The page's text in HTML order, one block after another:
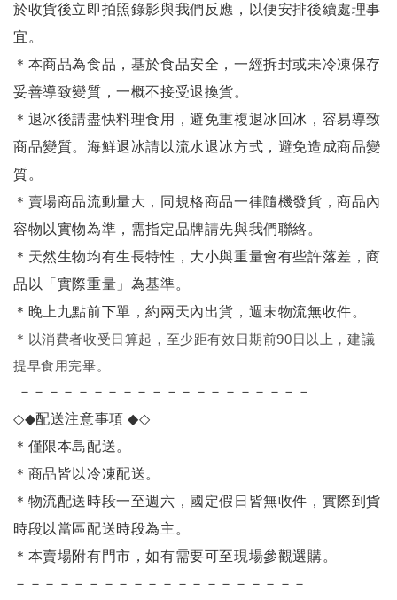
於收貨後立即拍照錄影與我們反應，以便安排後續處理事
宜。
＊本商品為食品，基於食品安全，一經拆封或未冷凍保存
妥善導致變質，一概不接受退換貨。
＊退冰後請盡快料理食用，避免重複退冰回冰，容易導致
商品變質。海鮮退冰請以流水退冰方式，避免造成商品變
質。
＊賣場商品流動量大，同規格商品一律隨機發貨，商品內
容物以實物為準，需指定品牌請先與我們聯絡。
＊天然生物均有生長特性，大小與重量會有些許落差，商
品以「實際重量」為基準。
＊晚上九點前下單，約兩天內出貨，週末物流無收件。
＊ 以消費者收受日算起，至少距有效日期前90日以上，建議
提早食用完畢。
－－－－－－－－－－－－－－－－－－－－
◇◆配送注意事項◆◇
＊僅限本島配送。
＊商品皆以冷凍配送。
＊物流配送時段一至週六，國定假日皆無收件，實際到貨
時段以當區配送時段為主。
＊本賣場附有門市，如有需要可至現場參觀選購。
－－－－－－－－－－－－－－－－－－－－